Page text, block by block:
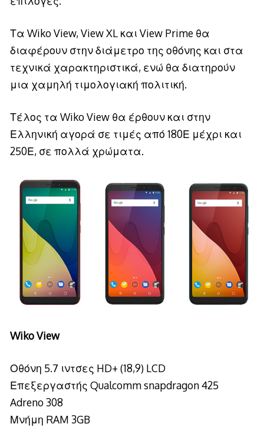
Τα Wiko View, View XL και View Prime θα
διαφέρουν στην διάμετρο της οθόνης και στα
τεχνικά χαρακτηριστικά, ενώ θα διατηρούν
μια χαμηλή τιμολογιακή πολιτική.
Τέλος τα Wiko View θα έρθουν και στην
Ελληνική αγορά σε τιμές από 180Ε μέχρι και
250Ε, σε πολλά χρώματα.
Wiko View
Οθόνη 5.7 ιντσες HD+ (18,9) LCD
Επεξεργαστής Qualcomm snapdragon 425
Adreno 308
Μνήμη RAM 3GB